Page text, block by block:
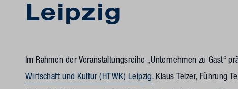
Leipzig
Im Rahmen der Veranstaltungsreihe „Unternehmen zu Gast“
Wirtschaft und Kultur (HTWK) Leipzig. Klaus Teizer, Führung